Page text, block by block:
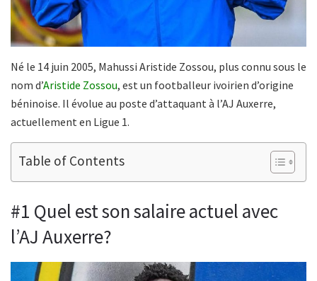
Né le 14 juin 2005, Mahussi Aristide Zossou, plus connu sous le
nom d’Aristide Zossou, est un footballeur ivoirien d’origine
béninoise. Il évolue au poste d’attaquant à l’AJ Auxerre,
actuellement en Ligue 1.
Table of Contents
#1 Quel est son salaire actuel avec
l’AJ Auxerre?